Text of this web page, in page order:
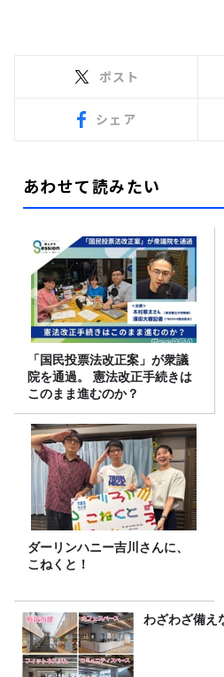
ポスト
シェア
あわせて読みたい
「国民投票法改正案」が衆議
院を通過。 憲法改正手続きは
このまま進むのか？
ダーリンハニー吉川さんに、
こねくと！
わざわざ備え